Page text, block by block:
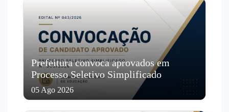
Prefeitura convoca aprovados em
Processo Seletivo Simplificado
05 Ago 2026